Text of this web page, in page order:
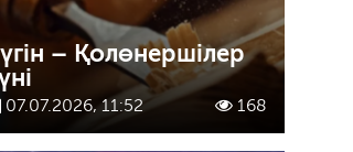
– Қолөнершілер
07.07.2026, 11:52 168